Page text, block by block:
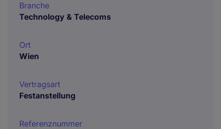
Branche
Technology & Telecoms
Ort
Wien
Vertragsart
Festanstellung
Referenznummer